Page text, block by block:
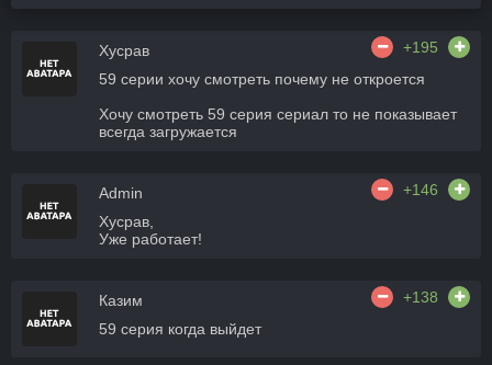
Хусрав
+195
59 серии хочу смотреть почему не откроется
Хочу смотреть 59 серия сериал то не показывает
всегда загружается
Admin
+146
Хусрав,
Уже работает!
Казим
+138
59 серия когда выйдет